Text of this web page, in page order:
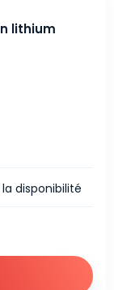
lithium
disponibilité